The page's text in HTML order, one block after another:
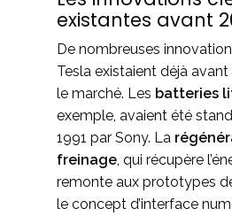
existantes avant
De nombreuses
Tesla existaient déjà
le marché. Les batteries
exemple, avaient été
1991 par Sony. La
freinage, qui récupère
remonte aux prototypes
le concept d’interface